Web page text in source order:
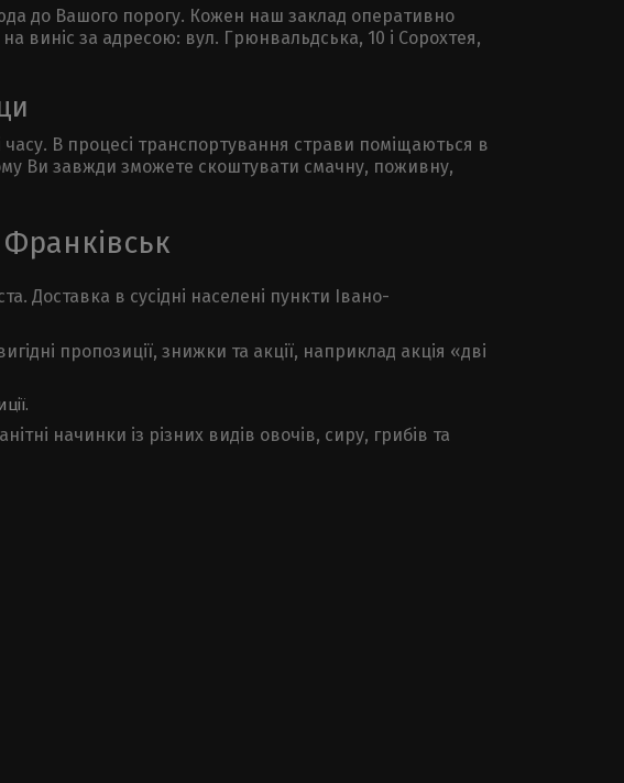
до Вашого порогу. Кожен наш заклад оперативно
виніс за адресою: вул. Грюнвальдська, 10 і Сорохтея,
В процесі транспортування страви поміщаються в
Ви завжди зможете скоштувати смачну, поживну,
Доставка в сусідні населені пункти Івано-
пропозиції, знижки та акції, наприклад акція «дві
начинки із різних видів овочів, сиру, грибів та